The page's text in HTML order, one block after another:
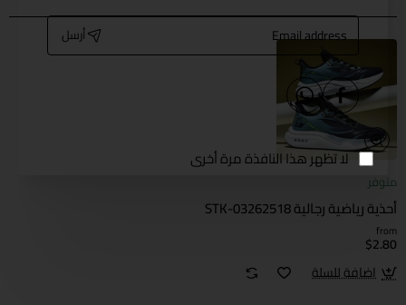
Email
address أرسل
لا تظهر هذا النافذة مرة أخرى
متوفر
أحذية رياضية رجالية STK-03262518
from
$2.80
اضافة للسلة